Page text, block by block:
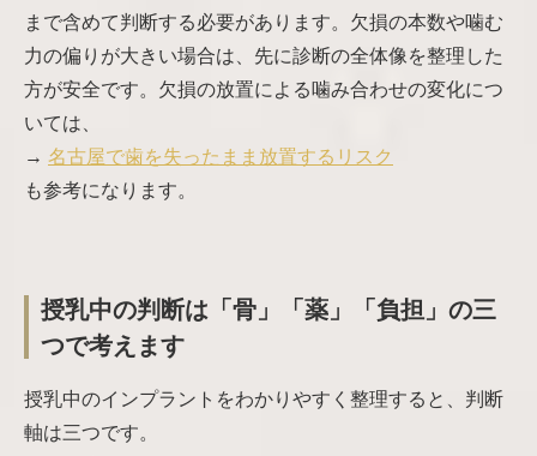
まで含めて判断する必要があります。欠損の本数や噛む
力の偏りが大きい場合は、先に診断の全体像を整理した
方が安全です。欠損の放置による噛み合わせの変化につ
いては、
→ 名古屋で歯を失ったまま放置するリスク
も参考になります。
授乳中の判断は「骨」「薬」「負担」の三
つで考えます
授乳中のインプラントをわかりやすく整理すると、判断
軸は三つです。